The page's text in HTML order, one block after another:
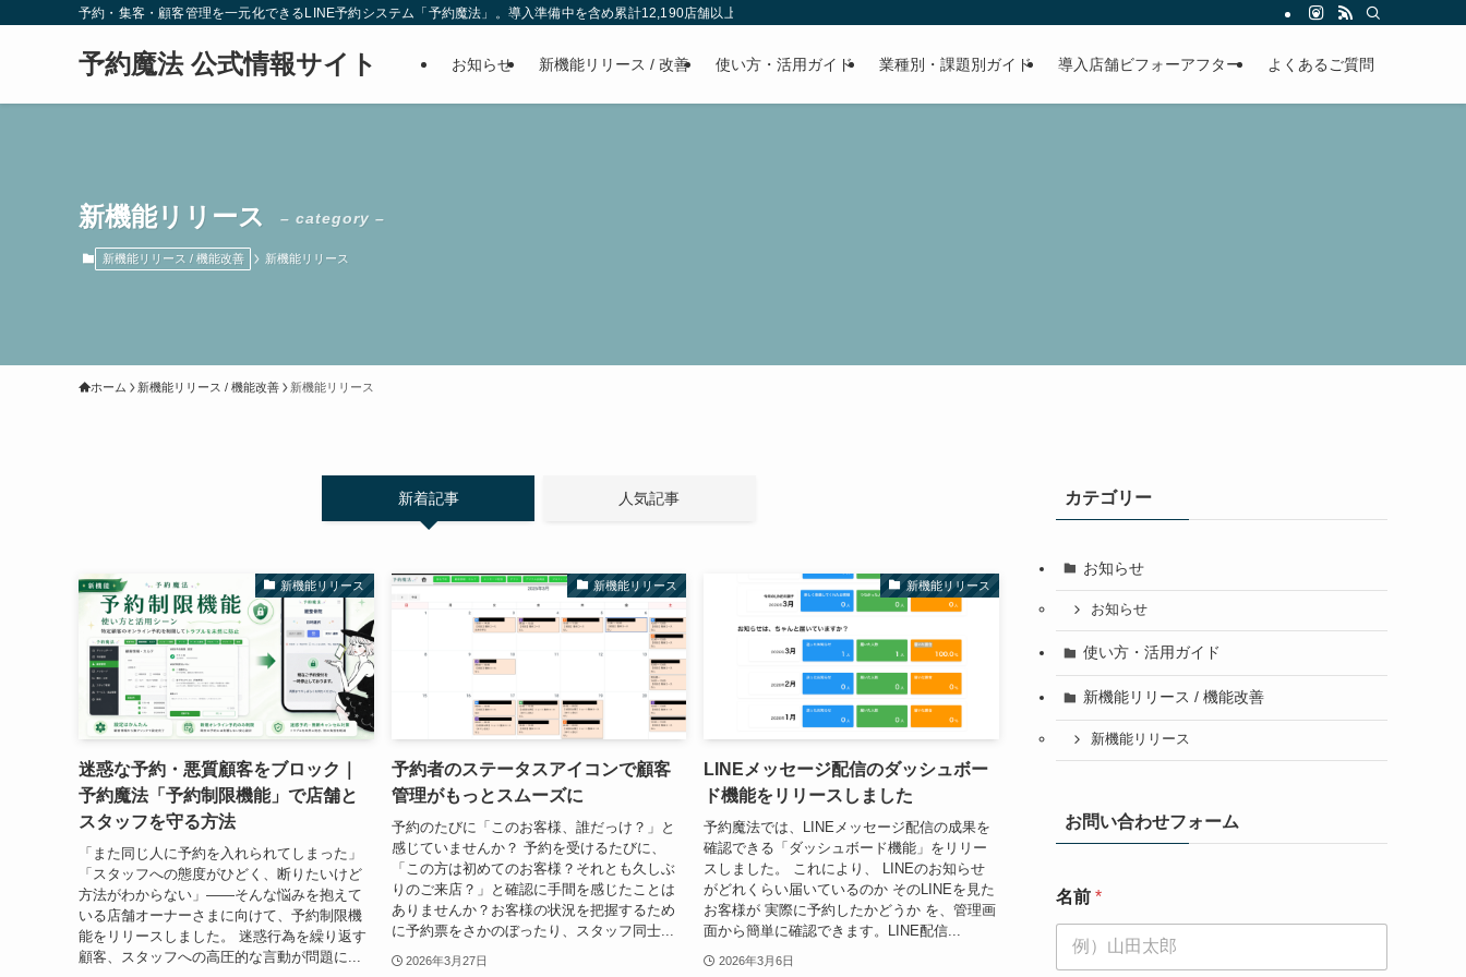
予約・集客・顧客管理を一元化できるLINE予約システム「予約魔法」。導入準備中を含め累計12,190店舗以上に選ばれています。電話対応や無断キャンセルに悩む店舗の業務を自動化します。
予約魔法 公式情報サイト お知らせ 新機能リリース / 改善 使い方・活用ガイド 業種別・課題別ガイド 導入店舗ビフォーアフター よくあるご質問
新機能リリース – category –
新機能リリース / 機能改善 新機能リリース
ホーム 新機能リリース / 機能改善 新機能リリース
新着記事 人気記事
新機能リリース
迷惑な予約・悪質顧客をブロック｜
予約魔法「予約制限機能」で店舗と
スタッフを守る方法
「また同じ人に予約を入れられてしまった」
「スタッフへの態度がひどく、断りたいけど
方法がわからない」——そんな悩みを抱えて
いる店舗オーナーさまに向けて、予約制限機
能をリリースしました。 迷惑行為を繰り返す
顧客、スタッフへの高圧的な言動が問題に...
新機能リリース
予約者のステータスアイコンで顧客
管理がもっとスムーズに
予約のたびに「このお客様、誰だっけ？」と
感じていませんか？ 予約を受けるたびに、
「この方は初めてのお客様？それとも久しぶ
りのご来店？」と確認に手間を感じたことは
ありませんか？お客様の状況を把握するため
に予約票をさかのぼったり、スタッフ同士...
2026年3月27日
新機能リリース
LINEメッセージ配信のダッシュボー
ド機能をリリースしました
予約魔法では、LINEメッセージ配信の成果を
確認できる「ダッシュボード機能」をリリー
スしました。 これにより、 LINEのお知らせ
がどれくらい届いているのか そのLINEを見た
お客様が 実際に予約したかどうか を、管理画
面から簡単に確認できます。LINE配信...
2026年3月6日
カテゴリー
お知らせ
お知らせ
使い方・活用ガイド
新機能リリース / 機能改善
新機能リリース
お問い合わせフォーム
名前 *